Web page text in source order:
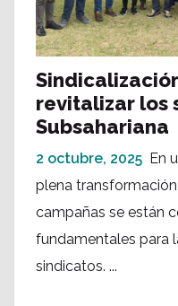
revitalizar los
Subsahariana
2 octubre, 2025 En
plena
campañas se están
fundamentales para
sindicatos. ...